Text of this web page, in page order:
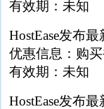
有效期：未知
HostEase发布
优惠信息：购
有效期：未知
HostEase发布